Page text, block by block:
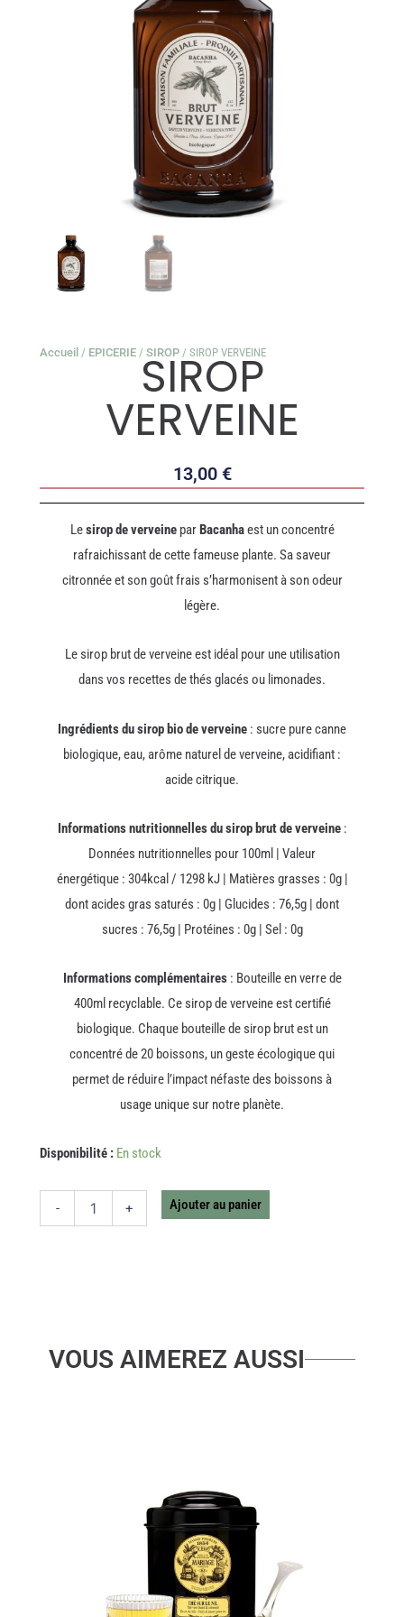
Accueil / EPICERIE /SIROP / SIROP VERVEINE
SIROP
VERVEINE
13,00 €
Lesirop de verveineparBacanhaest un concentré
rafraichissant de cette fameuse plante. Sa saveur
citronnée et son goût frais s’harmonisent à son odeur
légère.
Le sirop brut de verveine est idéal pour une utilisation
dans vos recettes de thés glacés ou limonades.
Ingrédients du sirop bio de verveine : sucre pure canne
biologique, eau, arôme naturel de verveine, acidifiant :
acide citrique.
Informations nutritionnelles du sirop brut de verveine:
Données nutritionnelles pour 100ml | Valeur
énergétique : 304kcal / 1298 kJ | Matières grasses : 0g |
dont acides gras saturés : 0g | Glucides : 76,5g | dont
sucres : 76,5g | Protéines : 0g | Sel : 0g
Informations complémentaires: Bouteille en verre de
400ml recyclable. Ce sirop de verveine est certifié
biologique. Chaque bouteille de sirop brut est un
concentré de 20 boissons, un geste écologique qui
permet de réduire l’impact néfaste des boissons à
usage unique sur notre planète.
Disponibilité : En stock
-
quantité
VERVEINE
+ Ajouter au panier
VOUS AIMEREZ AUSSI